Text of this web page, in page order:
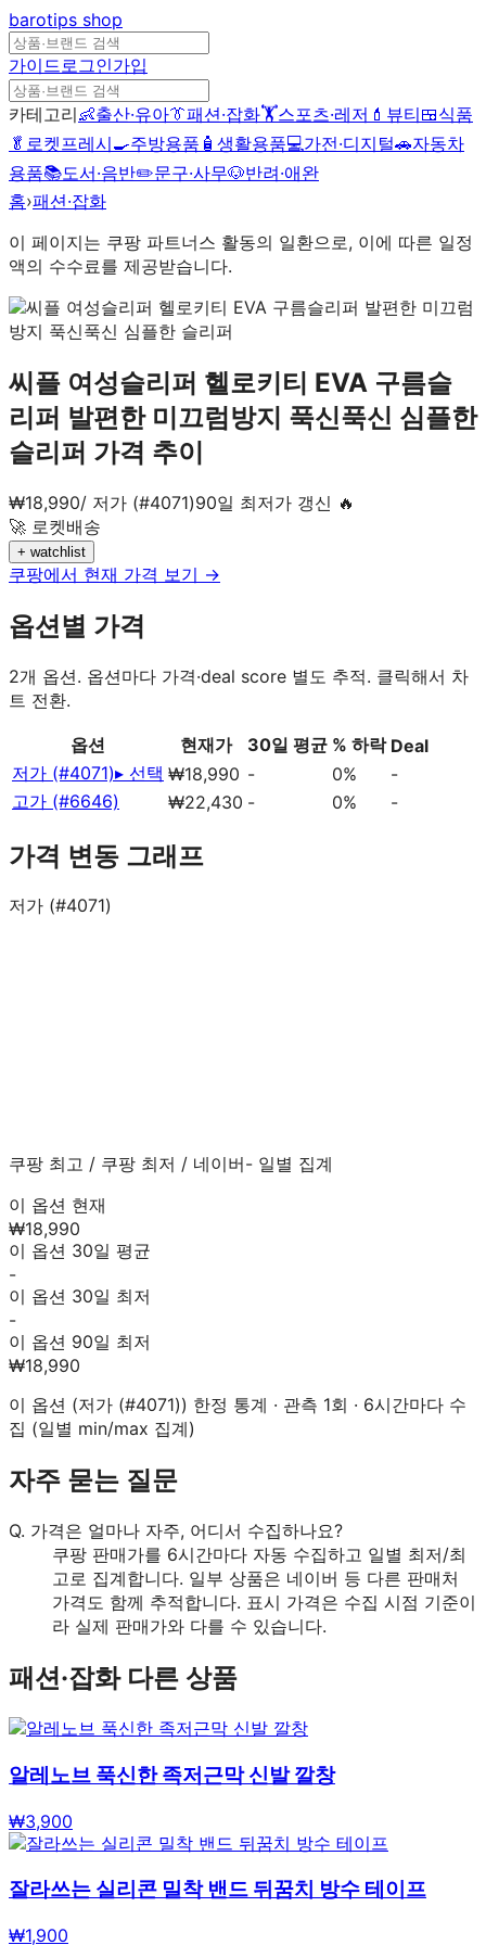
barotips shop
가이드로그인가입
카테고리👶출산·유아👔패션·잡화🏋️스포츠·레저 💄 뷰티🍱식품
🥬 로켓프레시🍳주방용품 🧴 생활용품💻가전·디지털🚗자동차
용품📚도서·음반✏️문구·사무🐶반려·애완
홈›패션·잡화
이 페이지는 쿠팡 파트너스 활동의 일환으로, 이에 따른 일정
액의 수수료를 제공받습니다.
씨플 여성슬리퍼 헬로키티 EVA 구름슬
리퍼 발편한 미끄럼방지 푹신푹신 심플한
슬리퍼 가격 추이
₩18,990/ 저가 (#4071)90일 최저가 갱신 🔥
🚀 로켓배송
+ watchlist
쿠팡에서 현재 가격 보기 →
옵션별 가격
2개 옵션. 옵션마다 가격·deal score 별도 추적. 클릭해서 차
트 전환.
옵션 현재가 30일 평균 % 하락 Deal
저가 (#4071)▸ 선택 ₩18,990 - 0%
-
고가 (#6646)
₩22,430 - 0% -
가격 변동 그래프
저가 (#4071)
쿠팡 최고 / 쿠팡 최저 / 네이버- 일별 집계
이 옵션 현재
₩18,990
이 옵션 30일 평균
-
이 옵션 30일 최저
-
이 옵션 90일 최저
₩18,990
이 옵션 (저가 (#4071)) 한정 통계 · 관측 1회 · 6시간마다 수
집 (일별 min/max 집계)
자주 묻는 질문
Q. 가격은 얼마나 자주, 어디서 수집하나요?
쿠팡 판매가를 6시간마다 자동 수집하고 일별 최저/최
고로 집계합니다. 일부 상품은 네이버 등 다른 판매처
가격도 함께 추적합니다. 표시 가격은 수집 시점 기준이
라 실제 판매가와 다를 수 있습니다.
패션·잡화다른 상품
알레노브 푹신한 족저근막 신발 깔창
₩3,900
잘라쓰는 실리콘 밀착 밴드 뒤꿈치 방수 테이프
₩1,900